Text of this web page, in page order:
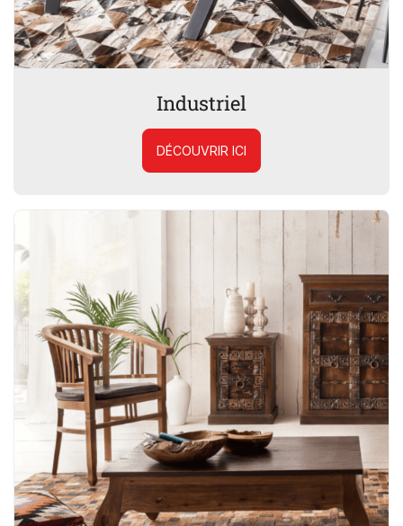
Industriel
DÉCOUVRIR ICI